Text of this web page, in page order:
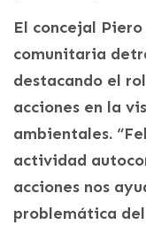
El concejal
comunitaria
destacando el
acciones en la
ambientales.
actividad
acciones nos
problemática del